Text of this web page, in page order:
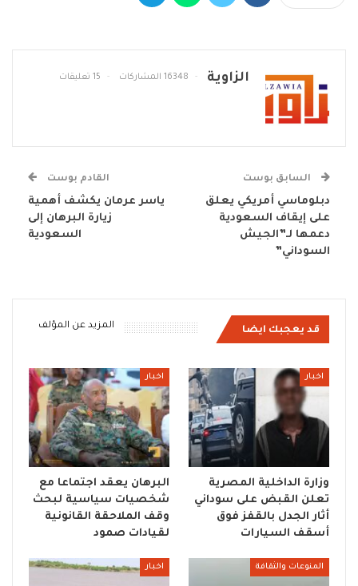
الزاوية 16348 المشاركات 15 تعليقات
السابق بوست
دبلوماسي أمريكي يعلق
على إيقاف السعودية
دعمها لـ”الجيش
السوداني”
القادم بوست
ياسر عرمان يكشف أهمية
زيارة البرهان إلى
السعودية
قد يعجبك ايضا المزيد عن المؤلف
اخبار
وزارة الداخلية المصرية
تعلن القبض على سوداني
أثار الجدل بالقفز فوق
أسقف السيارات
اخبار
البرهان يعقد اجتماعا مع
شخصيات سياسية لبحث
وقف الملاحقة القانونية
لقيادات صمود
المنوعات والثقافة اخبار